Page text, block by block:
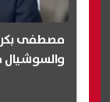
مصطفى
والسوشيال